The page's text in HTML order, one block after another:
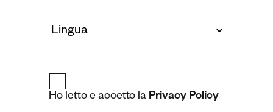
Ho letto e accetto la Privacy Policy